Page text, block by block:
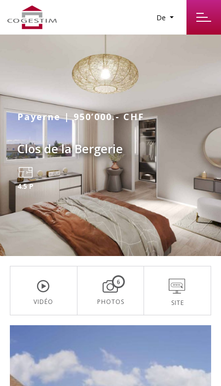
De
Payerne | 950’000.- CHF
Clos de la Bergerie
4.5 P
VIDÉO
6
PHOTOS SITE